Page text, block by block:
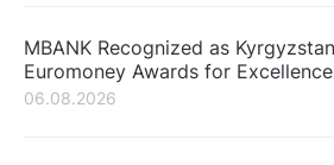
MBANK Recognized as
Euromoney Awards for
06.08.2026